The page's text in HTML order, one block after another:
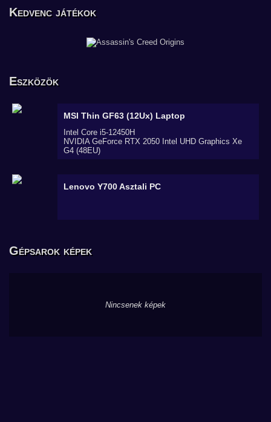
Kedvenc játékok
Eszközök
MSI Thin GF63 (12Ux) Laptop
Intel Core i5-12450H
NVIDIA GeForce RTX 2050 Intel UHD Graphics Xe
G4 (48EU)
Lenovo Y700Asztali PC
Gépsarok képek
Nincsenek képek